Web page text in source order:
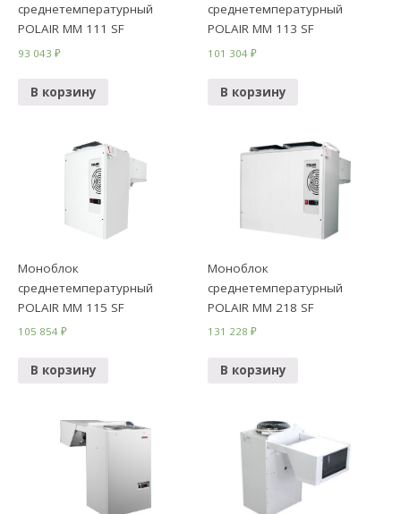
среднетемпературный
POLAIR ММ 111 SF
93 043₽
В корзину
среднетемпературный
POLAIR ММ 113 SF
101 304₽
В корзину
Моноблок
среднетемпературный
POLAIR ММ 115 SF
105 854₽
В корзину
Моноблок
среднетемпературный
POLAIR ММ 218 SF
131 228₽
В корзину